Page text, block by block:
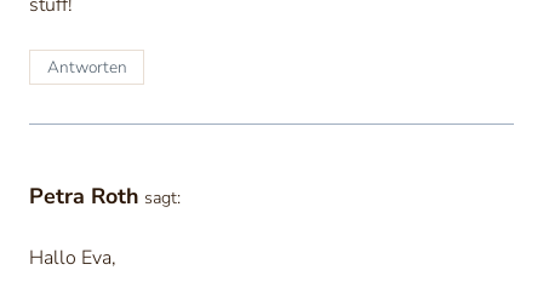
Antworten
Petra Roth sagt:
Hallo Eva,